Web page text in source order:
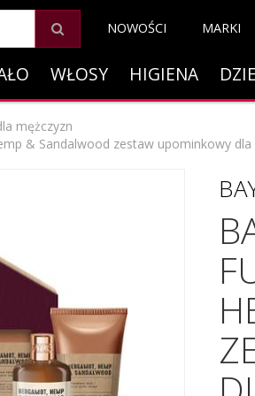
NOWOŚCI MARKI
WŁOSY HIGIENA
mężczyzn
& Sandalwood zestaw upominkowy dla